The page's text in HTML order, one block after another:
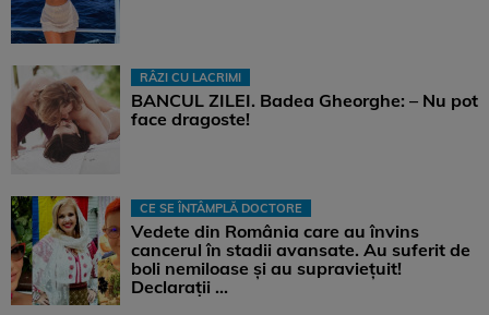
RÂZI CU LACRIMI
BANCUL ZILEI. Badea Gheorghe: – Nu pot
face dragoste!
CE SE ÎNTÂMPLĂ DOCTORE
Vedete din România care au învins
cancerul în stadii avansate. Au suferit de
boli nemiloase şi au supravieţuit!
Declarații ...